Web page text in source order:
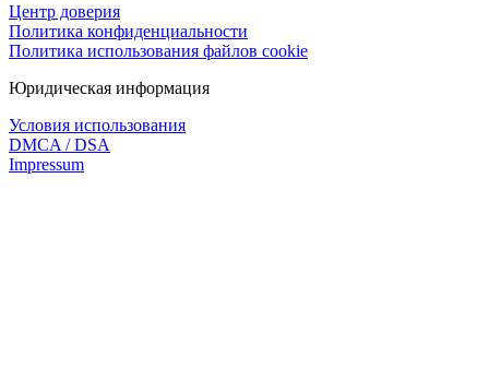
Центр доверия
Политика конфиденциальности
Политика использования файлов cookie
Юридическая информация
Условия использования
DMCA / DSA
Impressum